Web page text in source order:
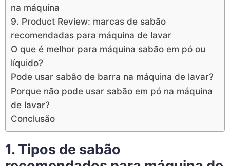
na máquina
9. Product Review: marcas de sabão
recomendadas para máquina de lavar
O que é melhor para máquina sabão em pó ou
líquido?
Pode usar sabão de barra na máquina de lavar?
Porque não pode usar sabão em pó na máquina
de lavar?
Conclusão
1. Tipos de sabão